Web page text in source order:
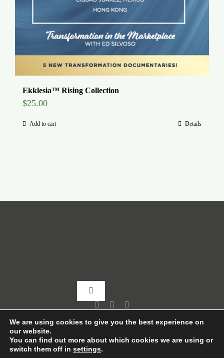
Ekklesia™ Rising Collection
$25.00
Add to cart Details
Toggle
Navigation
About
We are using cookies to give you the best experience on
our website.
You can find out more about which cookies we are using or
switch them off in settings.